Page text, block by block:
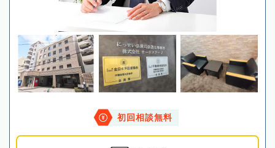
初回相談無料